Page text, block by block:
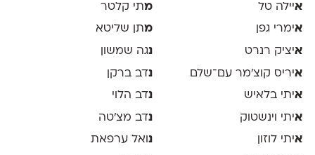
איילה טל
אימרי גפן
איציק רנרט
איריס קוצ׳מר עם־שלם
איתי בלאיש
איתי וינשטוק
איתי לוזון
מתי קלטר
מתן שליטא
נגה שמשון
נדב ברקן
נדב הלוי
נדב מצ׳טה
נואל ערפאת